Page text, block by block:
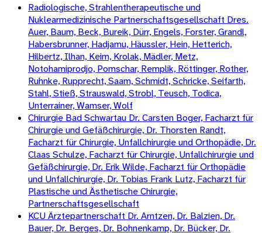
Radiologische, Strahlentherapeutische und
Nuklearmedizinische Partnerschaftsgesellschaft Dres.
Auer, Baum, Beck, Bureik, Dürr, Engels, Forster, Grandl,
Habersbrunner, Hadjamu, Häussler, Hein, Hetterich,
Hilbertz, Ilhan, Keim, Krolak, Mädler, Metz,
Notohamiprodjo, Pomschar, Remplik, Röttinger, Rother,
Ruhnke, Rupprecht, Saam, Schmidt, Schricke, Seifarth,
Stahl, Stieß, Strauswald, Strobl, Teusch, Todica,
Unterrainer, Wamser, Wolf
Chirurgie Bad Schwartau Dr. Carsten Boger, Facharzt für
Chirurgie und Gefäßchirurgie, Dr. Thorsten Randt,
Facharzt für Chirurgie, Unfallchirurgie und Orthopädie, Dr.
Claas Schulze, Facharzt für Chirurgie, Unfallchirurgie und
Gefäßchirurgie, Dr. Erik Wilde, Facharzt für Orthopädie
und Unfallchirurgie, Dr. Tobias Frank Lutz, Facharzt für
Plastische und Ästhetische Chirurgie,
Partnerschaftsgesellschaft
KCU Ärztepartnerschaft Dr. Arntzen, Dr. Balzien, Dr.
Bauer, Dr. Berges, Dr. Bohnenkamp, Dr. Bücker, Dr.